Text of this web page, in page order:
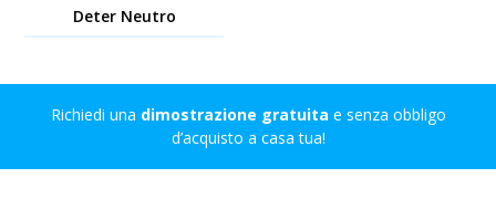
Deter Neutro
Richiedi una dimostrazione gratuita e senza obbligo
d’acquisto a casa tua!